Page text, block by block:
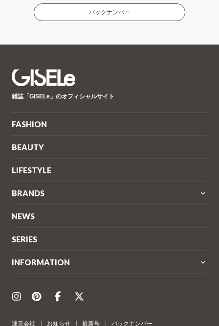
バックナンバー
ゼ
雑誌「GISELe」のオフィシャルサイト
FASHION
BEAUTY
LIFESTYLE
BRANDS
NEWS
SERIES
INFORMATION
運営会社 お知らせ 最新号 バックナンバー